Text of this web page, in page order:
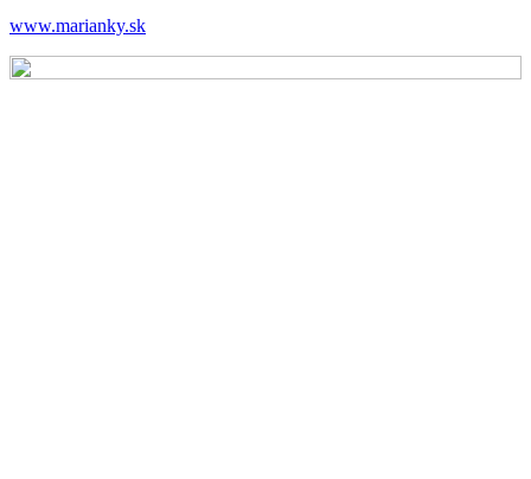
www.marianky.sk